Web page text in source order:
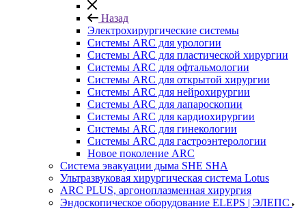
Назад
Электрохирургические системы
Системы ARC для урологии
Системы ARC для пластической хирургии
Системы ARC для офтальмологии
Системы ARC для открытой хирургии
Системы ARC для нейрохирургии
Системы ARC для лапароскопии
Системы ARC для кардиохирургии
Системы ARC для гинекологии
Системы ARC для гастроэнтерологии
Новое поколение ARC
Система эвакуации дыма SHE SHA
Ультразвуковая хирургическая система Lotus
ARC PLUS, аргоноплазменная хирургия
Эндоскопическое оборудование ELEPS | ЭЛЕПС